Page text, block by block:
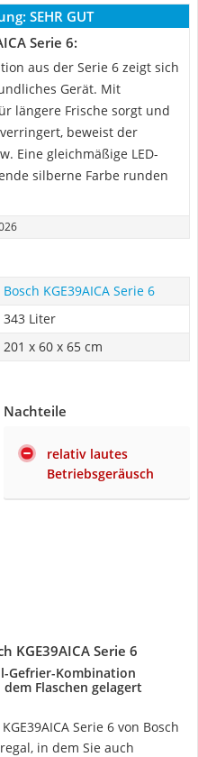
SEHR GUT
Serie 6:
aus der Serie 6 zeigt sich
Gerät. Mit
längere Frische sorgt und
beweist der
Eine gleichmäßige LED-
silberne Farbe runden
Bosch KGE39AICA Serie 6
343 Liter
201 x 60 x 65 cm
Nachteile
relativ lautes
Betriebsgeräusch
KGE39AICA Serie 6
Gefrier-Kombination
dem Flaschen gelagert
Serie 6 von Bosch
in dem Sie auch